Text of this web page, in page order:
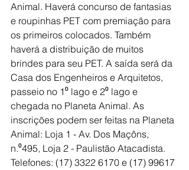
Animal. Haverá concurso de fantasias
e roupinhas PET com premiação para
os primeiros colocados. Também
haverá a distribuição de muitos
brindes para seu PET. A saída será da
Casa dos Engenheiros e Arquitetos,
passeio no 1⁰ lago e 2⁰ lago e
chegada no Planeta Animal. As
inscrições podem ser feitas na Planeta
Animal: Loja 1 - Av. Dos Maçôns,
n.⁰495, Loja 2 - Paulistão Atacadista.
Telefones: (17) 3322 6170 e (17) 99617